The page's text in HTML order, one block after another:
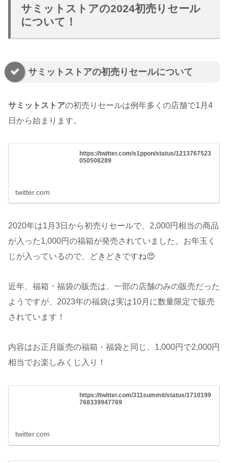
サミットストアの2024初売りセール
について！
サミットストアの初売りセールについて
サミットストアの初売りセールは例年多くの店舗で1月4
日から始まります。
https://twitter.com/s1ppon/status/1213767523
050508289
twitter.com
2020年は1月3日から初売りセールで、2,000円相当の商品
が入った1,000円の福箱が発売されていました。お年玉く
じが入っているので、どきどきですね😍
近年、福箱・福袋の販売は、一部の店舗のみの販売だった
ようですが、2023年の福袋は実は10月に数量限定で販売
されています！
内容はお正月販売の福箱・福袋と同じ、1,000円で2,000円
相当でお楽しみくじ入り！
https://twitter.com/311summit/status/1710199
768339947769
twitter.com